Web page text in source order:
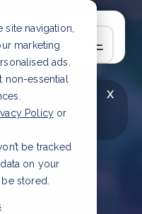
navigation,
marketing
ads.
essential
Policy or
be tracked
on your
stored.
x
en uw positie als
in 2026?Lees